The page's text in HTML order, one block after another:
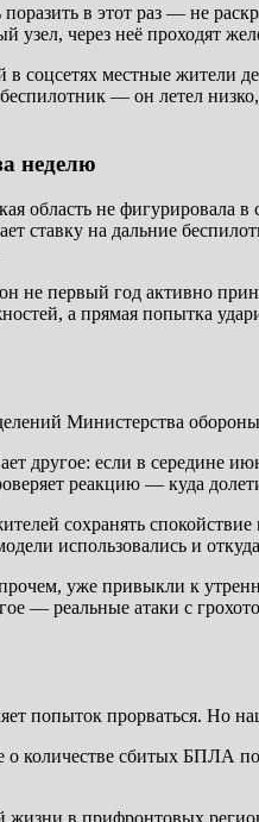
в этот раз — не
узел, через неё проходят
в соцсетях местные жители
— он летел
неделю
область не фигурировала
ставку на дальние
не первый год активно
а прямая попытка
Министерства
другое: если в середине
реакцию — куда
сохранять
использовались и
уже привыкли к
— реальные атаки с
попыток прорваться. Но
количестве сбитых БПЛА